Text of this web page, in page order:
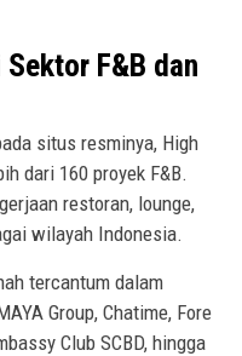
F&B dan
situs resminya, High
dari 160 proyek F&B.
restoran, lounge,
wilayah Indonesia.
tercantum dalam
Group, Chatime, Fore
Club SCBD, hingga